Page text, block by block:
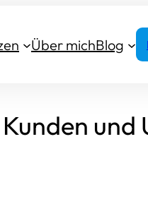
Über michBlog
und